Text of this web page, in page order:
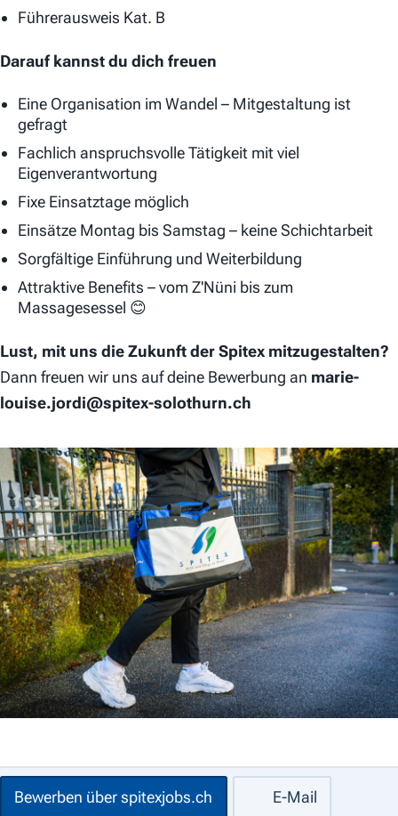
Führerausweis Kat. B
Darauf kannst du dich freuen
Eine Organisation im Wandel – Mitgestaltung ist
gefragt
Fachlich anspruchsvolle Tätigkeit mit viel
Eigenverantwortung
Fixe Einsatztage möglich
Einsätze Montag bis Samstag – keine Schichtarbeit
Sorgfältige Einführung und Weiterbildung
Attraktive Benefits – vom Z'Nüni bis zum
Massagesessel 😊
Lust, mit uns die Zukunft der Spitex mitzugestalten?
Dann freuen wir uns auf deine Bewerbung an marie-
louise.jordi@spitex-solothurn.ch
Bewerben über spitexjobs.ch E-Mail